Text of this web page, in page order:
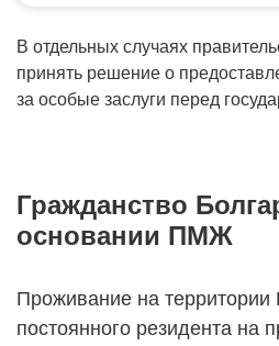
В отдельных случаях
принять решение о
за особые заслуги перед
Гражданство
основании ПМЖ
Проживание на территории
постоянного резидента на